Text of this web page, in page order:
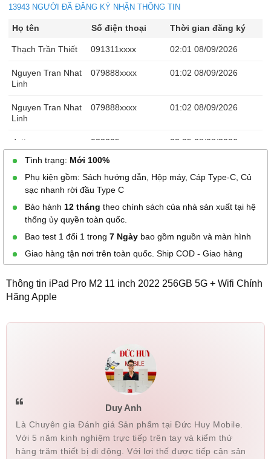
13943 NGƯỜI ĐÃ ĐĂNG KÝ NHẬN THÔNG TIN
Họ tên Số điện thoại Thời gian đăng ký
Thạch Trần Thiết 091311xxxx 02:01 08/09/2026
Nguyen Tran Nhat
Linh
079888xxxx 01:02 08/09/2026
Nguyen Tran Nhat
Linh
079888xxxx 01:02 08/09/2026
datt 033205xxxx 23:35 08/08/2026
NGUYEN VAN
TUAN
034273xxxx
TUAN
datt 033205xxxx 23:32 08/08/2026
Vũ Đức Trung 079326xxxx 21:33 08/08/2026
Lê Thị Trâm 032978xxxx 21:15 08/08/2026
098226xxxx
037700xxxx
Linh
Linh 037700xxxx 15:42 08/08/2026
Lưu Trung Thắng 094752xxxx 15:14 08/08/2026
Tình trạng: Mới 100%
Phụ kiện gồm: Sách hướng dẫn, Hộp máy, Cáp Type-C, Củ
sạc nhanh rời đầu Type C
Bảo hành 12 tháng theo chính sách của nhà sản xuất tại hệ
thống ủy quyền toàn quốc.
Bao test 1 đổi 1 trong 7 Ngày bao gồm nguồn và màn hình
Giao hàng tận nơi trên toàn quốc. Ship COD - Giao hàng
Thông tin iPad Pro M2 11 inch 2022 256GB 5G + Wifi Chính
Hãng Apple
Duy Anh
Là Chuyên gia Đánh giá Sản phẩm tại Đức Huy Mobile.
Với 5 năm kinh nghiệm trực tiếp trên tay và kiểm thử
hàng trăm thiết bị di động. Với lợi thế được tiếp cận sản